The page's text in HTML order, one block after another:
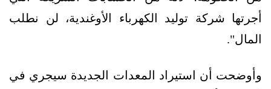
أجرتها شركة توليد الكهرباء الأوغندية، لن نطلب
المال".
وأوضحت أن استيراد المعدات الجديدة سيجري في